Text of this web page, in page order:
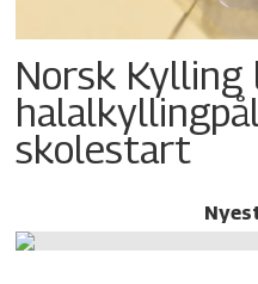
Norsk Kylling
skolestart